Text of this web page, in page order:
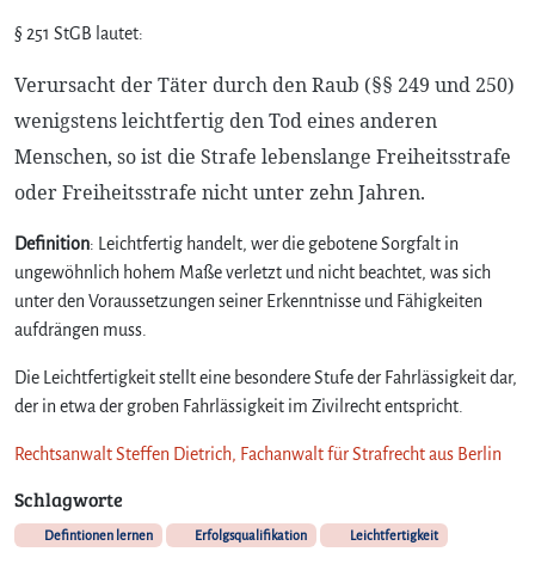
§ 251 StGB lautet:
Verursacht der Täter durch den Raub (§§ 249 und 250)
wenigstens leichtfertig den Tod eines anderen
Menschen, so ist die Strafe lebenslange Freiheitsstrafe
oder Freiheitsstrafe nicht unter zehn Jahren.
Definition: Leichtfertig handelt, wer die gebotene Sorgfalt in
ungewöhnlich hohem Maße verletzt und nicht beachtet, was sich
unter den Voraussetzungen seiner Erkenntnisse und Fähigkeiten
aufdrängen muss.
Die Leichtfertigkeit stellt eine besondere Stufe der Fahrlässigkeit dar,
der in etwa der groben Fahrlässigkeit im Zivilrecht entspricht.
Rechtsanwalt Steffen Dietrich, Fachanwalt für Strafrecht aus Berlin
Schlagworte
Defintionen lernen Erfolgsqualifikation Leichtfertigkeit